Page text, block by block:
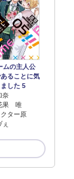
ムの主人公
ることに気
した 5
奈
果 唯
ター原
ぇ